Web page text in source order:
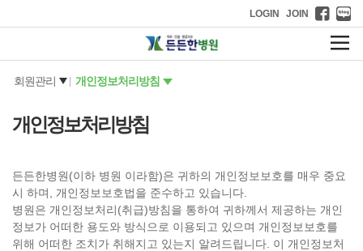
LOGIN JOIN
회원관리 | 개인정보처리방침
개인정보처리방침
든든한병원(이하 병원 이라함)은 귀하의 개인정보보호를 매우 중요
시 하며, 개인정보보호법을 준수하고 있습니다.
병원은 개인정보처리(취급)방침을 통하여 귀하께서 제공하는 개인
정보가 어떠한 용도와 방식으로 이용되고 있으며 개인정보보호를
위해 어떠한 조치가 취해지고 있는지 알려드립니다. 이 개인정보처